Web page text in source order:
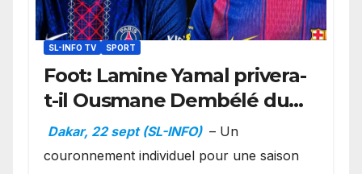
SL-INFO TV SPORT
Foot: Lamine Yamal privera-
t-il Ousmane Dembélé du
Ballon d’or ?
Dakar, 22 sept (SL-INFO) – Un
couronnement individuel pour une saison